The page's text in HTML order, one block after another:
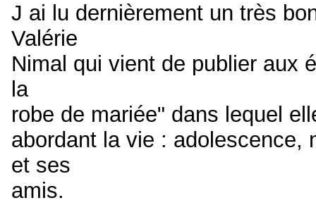
J ai lu dernièrement un très
Valérie
Nimal qui vient de publier aux
la
robe de mariée" dans lequel
abordant la vie : adolescence,
et ses
amis.